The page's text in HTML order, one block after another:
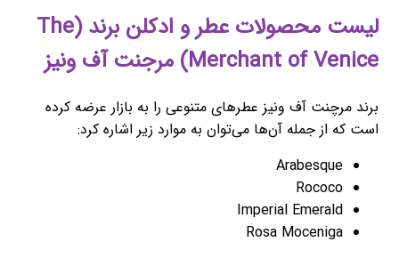
لیست محصولات عطر و ادکلن برند (The
Merchant of Venice) مرجنت آف ونیز
برند مرچنت آف ونیز عطرهای متنوعی را به بازار عرضه کرده
است که از جمله آن‌ها می‌توان به موارد زیر اشاره کرد:
Arabesque
Rococo
Imperial Emerald
Rosa Moceniga